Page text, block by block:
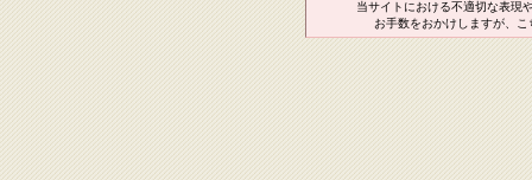
当サイトにおける不適切な表現
お手数をおかけしますが、こ